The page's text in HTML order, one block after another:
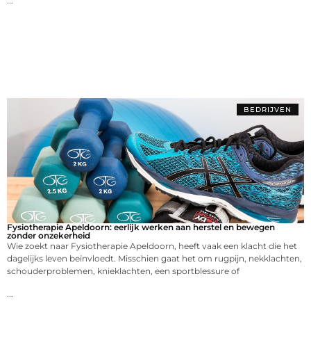
BEDRIJVEN
Fysiotherapie Apeldoorn: eerlijk werken aan herstel en bewegen
zonder onzekerheid
Wie zoekt naar Fysiotherapie Apeldoorn, heeft vaak een klacht die het
dagelijks leven beïnvloedt. Misschien gaat het om rugpijn, nekklachten,
schouderproblemen, knieklachten, een sportblessure of